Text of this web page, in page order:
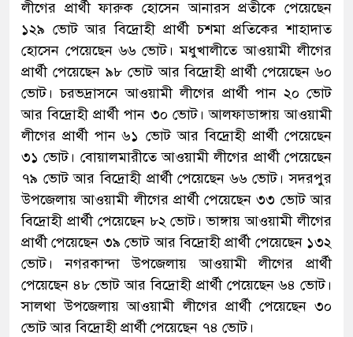
লীগের প্রার্থী ফারুক হোসেন আনারস প্রতীকে পেয়েছেন
১২৯ ভোট আর বিদ্রোহী প্রার্থী চশমা প্রতিকের শাহাদাত
হোসেন পেয়েছেন ৬৬ ভোট। মধুখালীতে আওয়ামী লীগের
প্রার্থী পেয়েছেন ৯৮ ভোট আর বিদ্রোহী প্রার্থী পেয়েছেন ৬০
ভোট। চরভদ্রাসনে আওয়ামী লীগের প্রার্থী পান ২০ ভোট
আর বিদ্রোহী প্রার্থী পান ৩০ ভোট। আলফাডাঙ্গায় আওয়ামী
লীগের প্রার্থী পান ৬১ ভোট আর বিদ্রোহী প্রার্থী পেয়েছেন
৩১ ভোট। বোয়ালমারীতে আওয়ামী লীগের প্রার্থী পেয়েছেন
৭৯ ভোট আর বিদ্রোহী প্রার্থী পেয়েছেন ৬৬ ভোট। সদরপুর
উপজেলায় আওয়ামী লীগের প্রার্থী পেয়েছেন ৩৩ ভোট আর
বিদ্রোহী প্রার্থী পেয়েছেন ৮২ ভোট। ভাঙ্গায় আওয়ামী লীগের
প্রার্থী পেয়েছেন ৩৯ ভোট আর বিদ্রোহী প্রার্থী পেয়েছেন ১৩২
ভোট। নগরকান্দা উপজেলায় আওয়ামী লীগের প্রার্থী
পেয়েছেন ৪৮ ভোট আর বিদ্রোহী প্রার্থী পেয়েছেন ৬৪ ভোট।
সালথা উপজেলায় আওয়ামী লীগের প্রার্থী পেয়েছেন ৩০
ভোট আর বিদ্রোহী প্রার্থী পেয়েছেন ৭৪ ভোট।